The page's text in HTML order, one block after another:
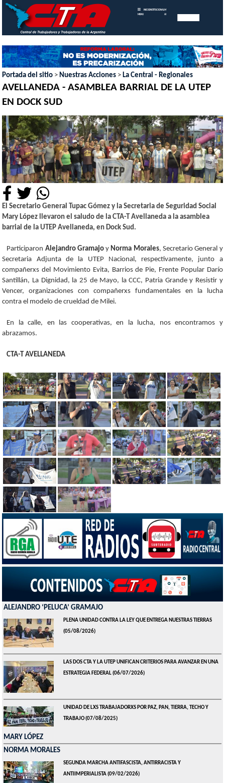
MENU
INICIOINSTITUCIONAL MEMORIAS
ANUALES
Portada del sitio > Nuestras Acciones > La Central - Regionales
AVELLANEDA - ASAMBLEA BARRIAL DE LA UTEP
EN DOCK SUD
El Secretario General Tupac Gómez y la Secretaria de Seguridad Social
Mary López llevaron el saludo de la CTA-T Avellaneda a la asamblea
barrial de la UTEP Avellaneda, en Dock Sud.
Participaron Alejandro Gramajoy Norma Morales, Secretario General y
Secretaria Adjunta de la UTEP Nacional, respectivamente, junto a
compañerxs del Movimiento Evita, Barrios de Pie, Frente Popular Darío
Santillán, La Dignidad, la 25 de Mayo, la CCC, Patria Grande y Resistir y
Vencer, organizaciones con compañerxs fundamentales en la lucha
contra el modelo de crueldad de Milei.
En la calle, en las cooperativas, en la lucha, nos encontramos y
abrazamos.
CTA-T AVELLANEDA
ALEJANDRO ‘PELUCA’ GRAMAJO
PLENA UNIDAD CONTRA LA LEY QUE ENTREGA NUESTRAS TIERRAS
(05/08/2026)
LAS DOS CTA Y LA UTEP UNIFICAN CRITERIOS PARA AVANZAR EN UNA
ESTRATEGIA FEDERAL(06/07/2026)
UNIDAD DE LXS TRABAJADORXS POR PAZ, PAN, TIERRA, TECHO Y
TRABAJO(07/08/2025)
MARY LÓPEZ
NORMA MORALES
SEGUNDA MARCHA ANTIFASCISTA, ANTIRRACISTA Y
ANTIIMPERIALISTA(09/02/2026)